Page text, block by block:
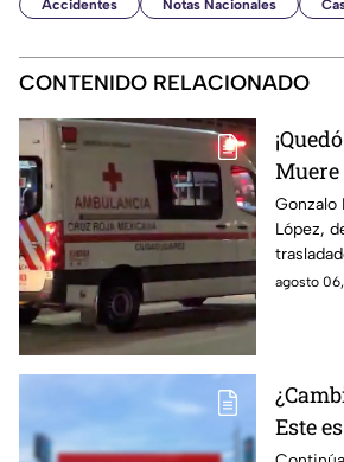
Accidentes Notas Nacionales
CONTENIDO RELACIONADO
Muere
caerle
Juárez
Gonzalo
López,
Hospital
agosto
Este